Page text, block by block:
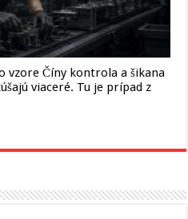
vzore Číny kontrola a šikana
viaceré. Tu je prípad z